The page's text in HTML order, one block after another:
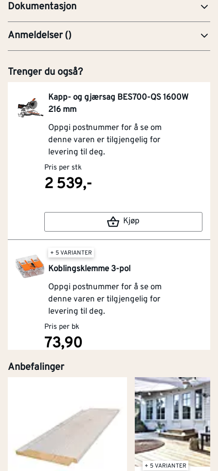
Dokumentasjon
Anmeldelser()
Trenger du også?
Kapp- og gjærsag BES700-QS 1600W
216 mm
Oppgi postnummer for å se om
denne varen er tilgjengelig for
levering til deg.
Pris per stk
2 539,-
Kjøp
+ 5 VARIANTER
Koblingsklemme 3-pol
Oppgi postnummer for å se om
denne varen er tilgjengelig for
levering til deg.
Pris per bk
73,90
Kjøp
Anbefalinger
+ 5 VARIANTER